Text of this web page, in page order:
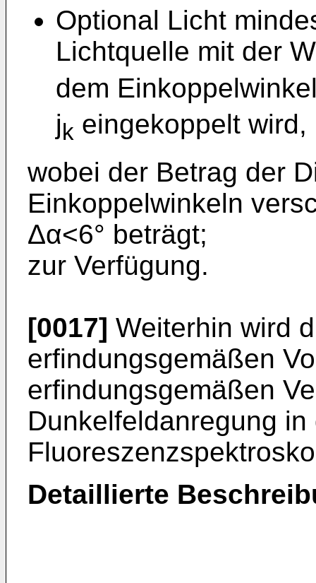
Optional Licht
Lichtquelle mit der
dem
j k eingekoppelt wird,
wobei der Betrag der
Einkoppelwinkeln
Δα<6° beträgt;
zur Verfügung.
[0017] Weiterhin wird
erfindungsgemäßen
erfindungsgemäßen
Dunkelfeldanregung
Detaillierte